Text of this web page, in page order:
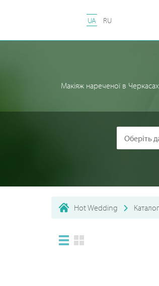
UA RU
Макіяж нареченої в
Hot Wedding Каталог